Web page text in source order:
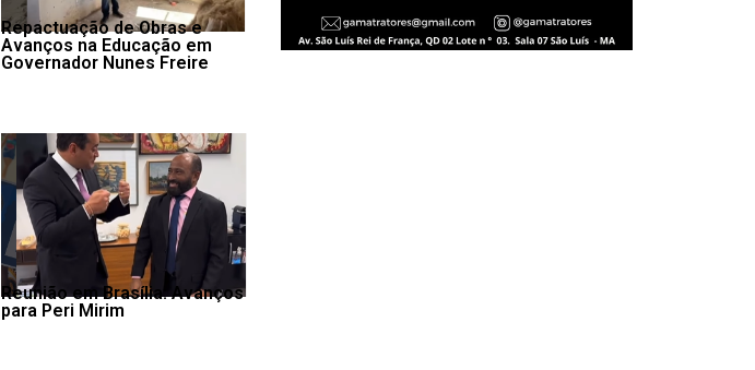
Repactuação de Obras e
Avanços na Educação em
Governador Nunes Freire
Reunião em Brasília: Avanços
para Peri Mirim